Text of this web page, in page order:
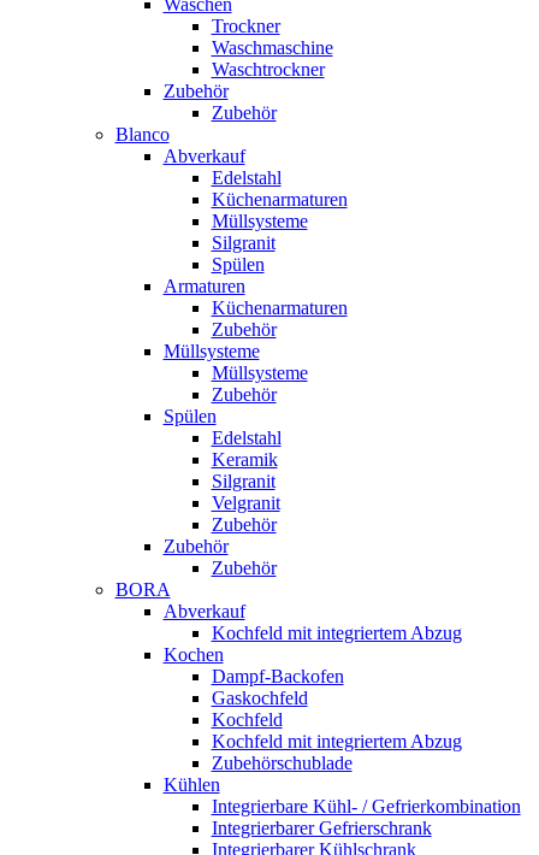
Waschen
Trockner
Waschmaschine
Waschtrockner
Zubehör
Zubehör
Blanco
Abverkauf
Edelstahl
Küchenarmaturen
Müllsysteme
Silgranit
Spülen
Armaturen
Küchenarmaturen
Zubehör
Müllsysteme
Müllsysteme
Zubehör
Spülen
Edelstahl
Keramik
Silgranit
Velgranit
Zubehör
Zubehör
Zubehör
BORA
Abverkauf
Kochfeld mit integriertem Abzug
Kochen
Dampf-Backofen
Gaskochfeld
Kochfeld
Kochfeld mit integriertem Abzug
Zubehörschublade
Kühlen
Integrierbare Kühl- / Gefrierkombination
Integrierbarer Gefrierschrank
Integrierbarer Kühlschrank